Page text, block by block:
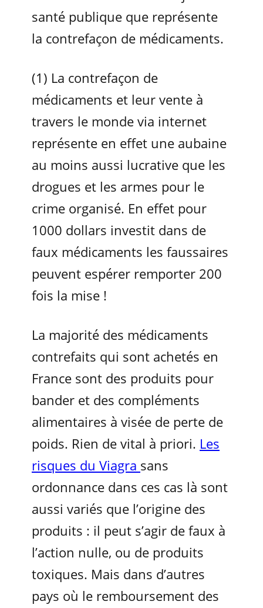
santé publique que représente
la contrefaçon de médicaments.
(1) La contrefaçon de
médicaments et leur vente à
travers le monde via internet
représente en effet une aubaine
au moins aussi lucrative que les
drogues et les armes pour le
crime organisé. En effet pour
1000 dollars investit dans de
faux médicaments les faussaires
peuvent espérer remporter 200
fois la mise !
La majorité des médicaments
contrefaits qui sont achetés en
France sont des produits pour
bander et des compléments
alimentaires à visée de perte de
poids. Rien de vital à priori. Les
risques du Viagra sans
ordonnance dans ces cas là sont
aussi variés que l’origine des
produits : il peut s’agir de faux à
l’action nulle, ou de produits
toxiques. Mais dans d’autres
pays où le remboursement des